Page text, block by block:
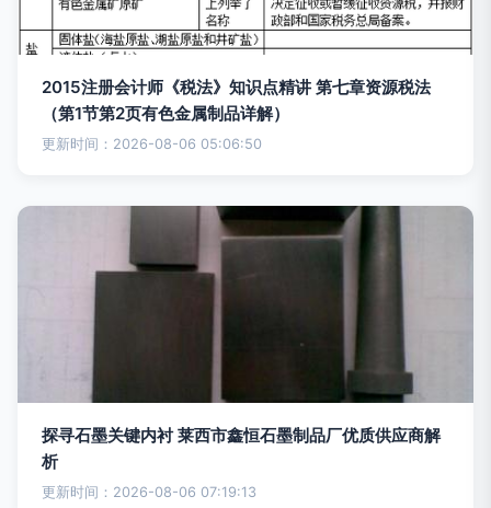
2015注册会计师《税法》知识点精讲 第七章资源税法
（第1节第2页有色金属制品详解）
更新时间：2026-08-06 05:06:50
探寻石墨关键内衬 莱西市鑫恒石墨制品厂优质供应商解
析
更新时间：2026-08-06 07:19:13